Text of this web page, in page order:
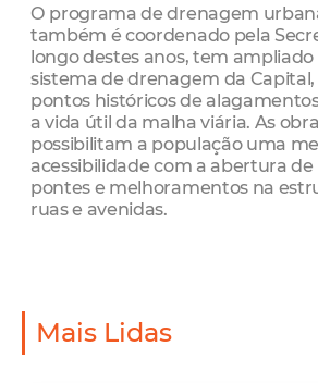
O programa de drenagem
também é coordenado pela
longo destes anos, tem
sistema de drenagem da
pontos históricos de
a vida útil da malha viária. As
possibilitam a população uma
acessibilidade com a abertura de
pontes e melhoramentos na
ruas e avenidas.
Mais Lidas